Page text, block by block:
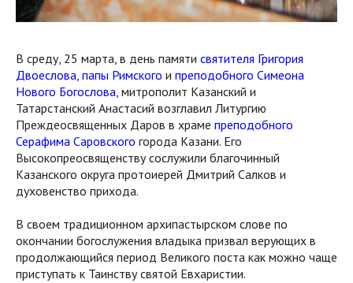
В среду, 25 марта, в день памяти святителя Григория
Двоеслова, папы Римского и преподобного Симеона
Нового Богослова, митрополит Казанский и
Татарстанский Анастасий возглавил Литургию
Преждеосвященных Даров в храме преподобного
Серафима Саровского города Казани. Его
Высокопреосвященству сослужили благочинный
Казанского округа протоиерей Дмитрий Салков и
духовенство прихода.
В своем традиционном архипастырском слове по
окончании богослужения владыка призвал верующих в
продолжающийся период Великого поста как можно чаще
приступать к Таинству святой Евхаристии.